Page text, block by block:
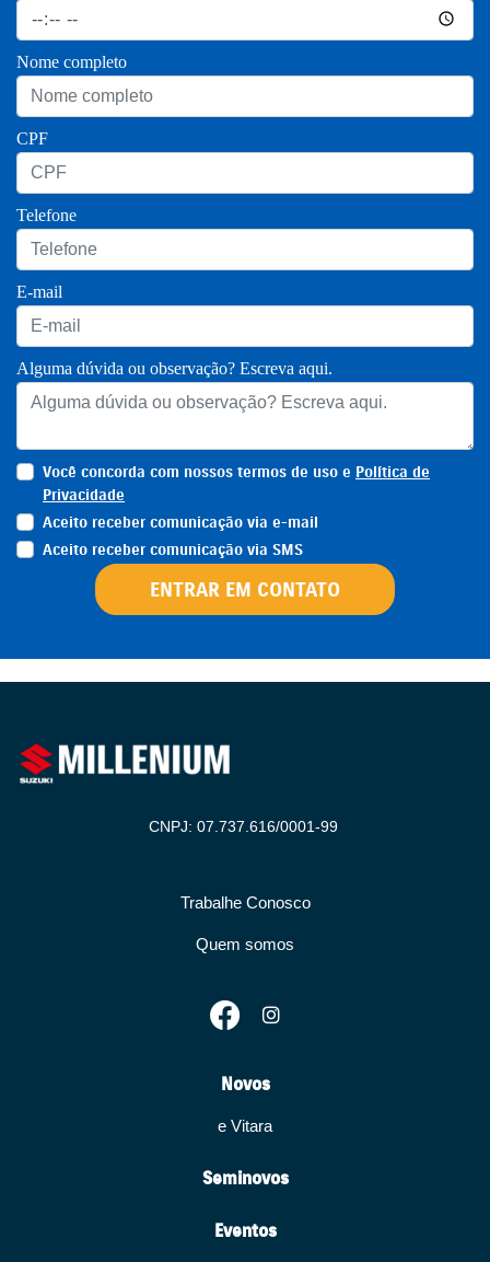
Nome completo
CPF
Telefone
E-mail
Alguma dúvida ou observação? Escreva aqui.
Você concorda com nossos termos de uso e Política de
Privacidade
Aceito receber comunicação via e-mail
Aceito receber comunicação via SMS
ENTRAR EM CONTATO
CNPJ: 07.737.616/0001-99
Trabalhe Conosco
Quem somos
Novos
e Vitara
Seminovos
Eventos